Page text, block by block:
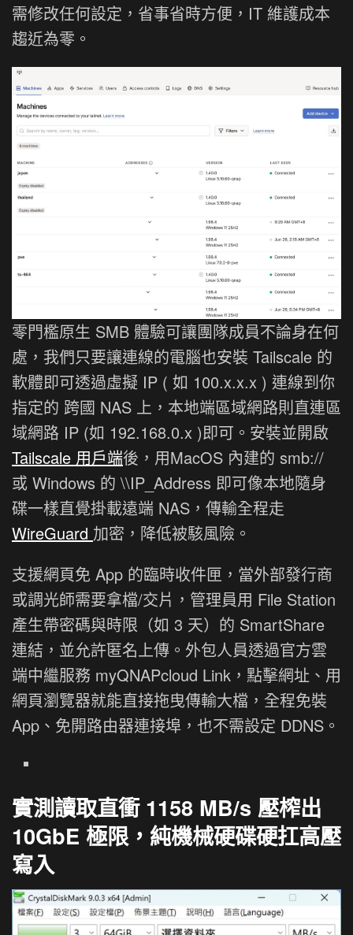
需修改任何設定，省事省時方便，IT 維護成本
趨近為零。
零門檻原生 SMB 體驗可讓團隊成員不論身在何
處，我們只要讓連線的電腦也安裝 Tailscale 的
軟體即可透過虛擬 IP ( 如 100.x.x.x ) 連線到你
指定的 跨國 NAS 上，本地端區域網路則直連區
域網路 IP (如 192.168.0.x )即可。安裝並開啟
Tailscale 用戶端後，用MacOS 內建的 smb://
或 Windows 的 \\IP_Address 即可像本地隨身
碟一樣直覺掛載遠端 NAS，傳輸全程走
WireGuard 加密，降低被駭風險。
支援網頁免 App 的臨時收件匣，當外部發行商
或調光師需要拿檔/交片，管理員用 File Station
產生帶密碼與時限（如 3 天）的 SmartShare
連結，並允許匿名上傳。外包人員透過官方雲
端中繼服務 myQNAPcloud Link，點擊網址、用
網頁瀏覽器就能直接拖曳傳輸大檔，全程免裝
App、免開路由器連接埠，也不需設定 DDNS。
實測讀取直衝 1158 MB/s 壓榨出
10GbE 極限，純機械硬碟硬扛高壓
寫入